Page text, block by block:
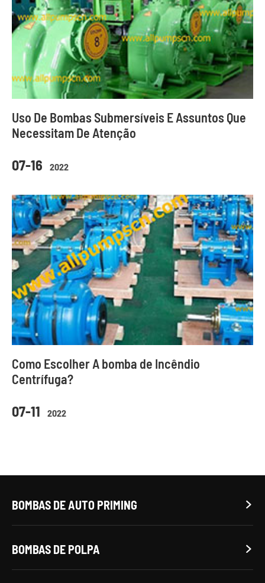
07-16 2022
Uso De Bombas Submersíveis E Assuntos Que
Necessitam De Atenção
07-11 2022
Como Escolher A bomba de Incêndio
Centrífuga?
BOMBAS DE AUTO PRIMING 
BOMBAS DE POLPA 